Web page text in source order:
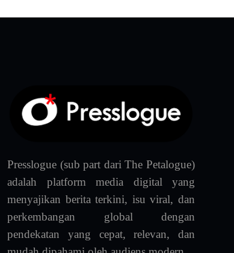
Presslogue (sub part dari The Petalogue)
adalah platform media digital yang
menyajikan berita terkini, isu viral, dan
perkembangan global dengan
pendekatan yang cepat, relevan, dan